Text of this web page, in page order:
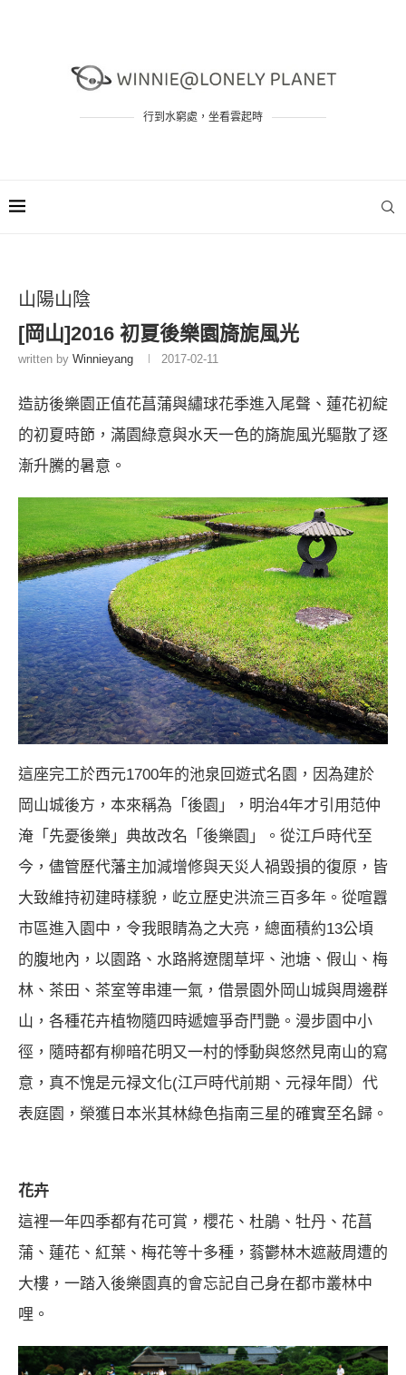
行到水窮處，坐看雲起時
山陽山陰
[岡山]2016 初夏後樂園旖旎風光
written by Winnieyang 2017-02-11
造訪後樂園正值花菖蒲與繡球花季進入尾聲、蓮花初綻
的初夏時節，滿園綠意與水天一色的旖旎風光驅散了逐
漸升騰的暑意。
這座完工於西元1700年的池泉回遊式名園，因為建於
岡山城後方，本來稱為「後園」，明治4年才引用范仲
淹「先憂後樂」典故改名「後樂園」。從江戶時代至
今，儘管歷代藩主加減增修與天災人禍毀損的復原，皆
大致維持初建時樣貌，屹立歷史洪流三百多年。從喧囂
市區進入園中，令我眼睛為之大亮，總面積約13公頃
的腹地內，以園路、水路將遼闊草坪、池塘、假山、梅
林、茶田、茶室等串連一氣，借景園外岡山城與周邊群
山，各種花卉植物隨四時遞嬗爭奇鬥艷。漫步園中小
徑，隨時都有柳暗花明又一村的悸動與悠然見南山的寫
意，真不愧是元禄文化(江戸時代前期、元禄年間）代
表庭園，榮獲日本米其林綠色指南三星的確實至名歸。
花卉
這裡一年四季都有花可賞，櫻花、杜鵑、牡丹、花菖
蒲、蓮花、紅葉、梅花等十多種，蓊鬱林木遮蔽周遭的
大樓，一踏入後樂園真的會忘記自己身在都市叢林中
哩。